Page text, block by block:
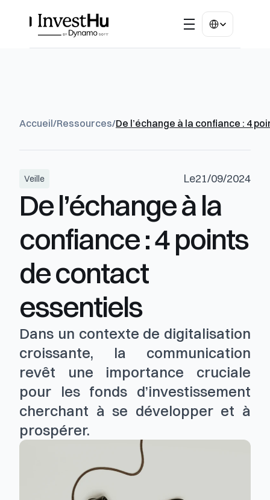
Select Language
Accueil/Ressources/De l’échange à la confiance : 4
Veille Le21/09/2024
De l’échange à la
confiance : 4 points
de contact
essentiels
Dans un contexte de digitalisation
croissante, la communication
revêt une importance cruciale
pour les fonds d’investissement
cherchant à se développer et à
prospérer.